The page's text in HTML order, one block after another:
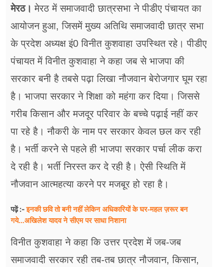
अन्य खबरें
मेरठ। मेरठ में समाजवादी छात्रसभा ने पीडीए पंचायत का
आयोजन हुआ, जिसमें मुख्य अतिथि समाजवादी छात्र सभा
के प्रदेश अध्यक्ष इं0 विनीत कुशवाहा उपस्थित रहे। पीडीए
पंचायत में विनीत कुशवाहा ने कहा जब से भाजपा की
सरकार बनी है तबसे पढ़ा लिखा नौजवान बेरोजगार घूम रहा
है। भाजपा सरकार ने शिक्षा को महंगा कर दिया। जिससे
गरीब किसान और मजदूर परिवार के बच्चे पढ़ाई नहीं कर
पा रहे है। नौकरी के नाम पर सरकार केवल छल कर रही
है। भर्ती करने से पहले ही भाजपा सरकार पर्चा लीक करा
दे रही है। भर्ती निरस्त कर दे रही है। ऐसी स्थिति में
नौजवान आत्महत्या करने पर मजबूर हो रहा है।
पढ़ें :-इनकी छवि तो बनी नहीं लेकिन अधिकारियों के घर-महल ज़रूर बन
गये...अखिलेश यादव ने सीएम पर साधा​ निशाना
विनीत कुशवाहा ने कहा कि उत्तर प्रदेश में जब-जब
समाजवादी सरकार रही तब-तब छात्र नौजवान, किसान,